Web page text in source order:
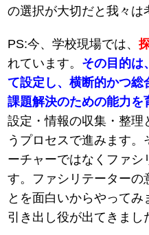
の選択が大切だと我々は
PS:今、学校現場では、
れています。 その目的は
て設定し、横断的かつ総
課題解決のための能力を
設定・情報の収集・整理
うプロセスで進みます。
ーチャーではなくファ
す。ファシリテーターの
とを面白いからやってみ
引き出し役が出てきまし